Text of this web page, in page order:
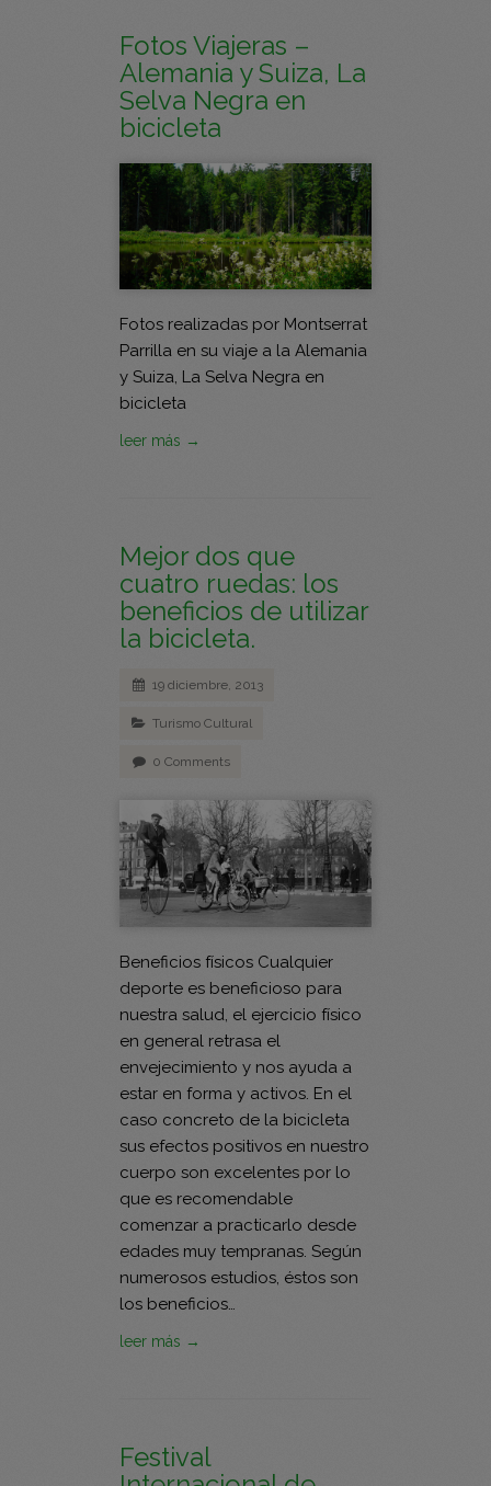
Fotos Viajeras –
Alemania y Suiza, La
Selva Negra en
bicicleta
Fotos realizadas por Montserrat
Parrilla en su viaje a la Alemania
y Suiza, La Selva Negra en
bicicleta
leer más →
Mejor dos que
cuatro ruedas: los
beneficios de utilizar
la bicicleta.
19 diciembre, 2013
Turismo Cultural
0 Comments
Beneficios físicos Cualquier
deporte es beneficioso para
nuestra salud, el ejercicio físico
en general retrasa el
envejecimiento y nos ayuda a
estar en forma y activos. En el
caso concreto de la bicicleta
sus efectos positivos en nuestro
cuerpo son excelentes por lo
que es recomendable
comenzar a practicarlo desde
edades muy tempranas. Según
numerosos estudios, éstos son
los beneficios…
leer más →
Festival